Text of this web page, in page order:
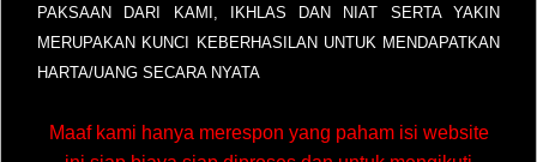
PAKSAAN DARI KAMI, IKHLAS DAN NIAT SERTA YAKIN
MERUPAKAN KUNCI KEBERHASILAN UNTUK MENDAPATKAN
HARTA/UANG SECARA NYATA
Maaf kami hanya merespon yang paham isi website